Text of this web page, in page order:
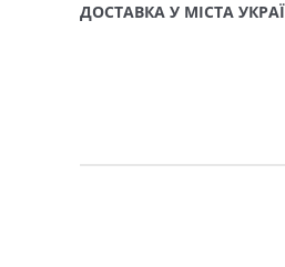
ДОСТАВКА У МІСТА